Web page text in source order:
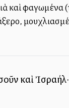
καὶ φαγωμένα
καὶ